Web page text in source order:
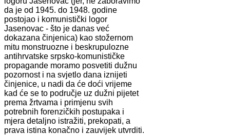
da je od 1945. do 1948. godine
postojao i komunistički logor
Jasenovac - što je danas već
dokazana činjenica) kao stožernom
mitu monstruozne i beskrupulozne
antihrvatske srpsko-komunističke
propagande moramo posvetiti dužnu
pozornost i na svjetlo dana iznijeti
činjenice, u nadi da će doći vrijeme
kad će se to područje uz dužni pijetet
prema žrtvama i primjenu svih
potrebnih forenzičkih postupaka i
mjera detaljno istražiti, prekopati, a
prava istina konačno i zauvijek utvrditi.